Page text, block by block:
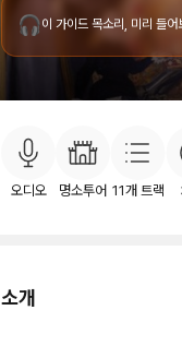
🎧이 가이드 목소리, 미리 들어
오디오 명소투어 11개 트랙
소개